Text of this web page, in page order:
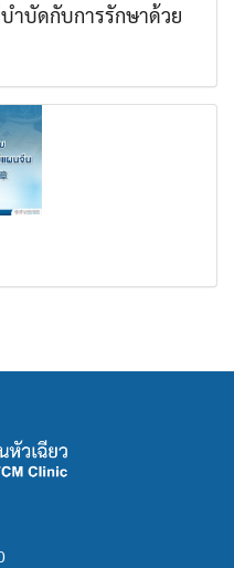
ำบัดกับการรักษาด้วย